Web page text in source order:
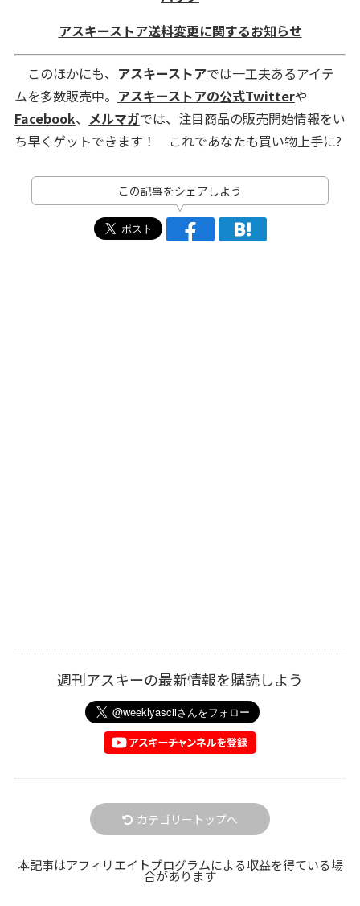
アスキーストア送料変更に関するお知らせ
このほかにも、 アスキーストアでは一工夫あるアイテ
ムを多数販売中。 アスキーストアの公式Twitterや
Facebook、 メルマガでは、注目商品の販売開始情報をい
ち早くゲットできます！ これであなたも買い物上手に?
この記事をシェアしよう
週刊アスキーの最新情報を購読しよう
カテゴリートップへ
本記事はアフィリエイトプログラムによる収益を得ている場
合があります